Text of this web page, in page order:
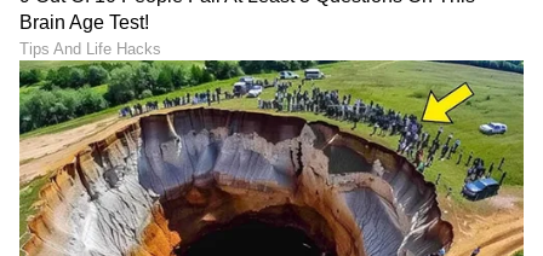
ಹಿಂದೊಮ್ಮೆ ಇಂಟರ್ವ್ಯೂ ಒಂದರಲ್ಲಿ ಮಾತನಾಡಿದ ನಟಿ,
ನಾನೇನು ಯಾವಾಗಲೂ ಬೋಲ್ಡ್ ಆಗಿ ಕಾಣಿಸೋದಿಲ್ಲ.
ಯಾವ ಪಾತ್ರ ಬರುತ್ತೆ ಅದಕ್ಕೆ ಸರಿಯಾಗಿ ಡ್ರೆಸ್
ಮಾಡಿಕೊಳ್ಳುತ್ತೇನೆ. ಬೋಲ್ಡ್ ಆಗಿರುವ ಪಾತ್ರ ಬಂದರೆ ಬೋಲ್ಡ್